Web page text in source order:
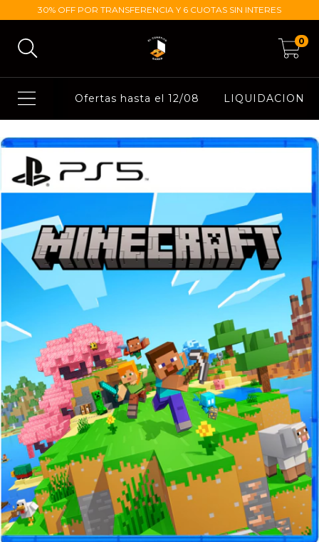
30% OFF POR TRANSFERENCIA Y 6 CUOTAS SIN INTERES
0
Ofertas hasta el 12/08 LIQUIDACION